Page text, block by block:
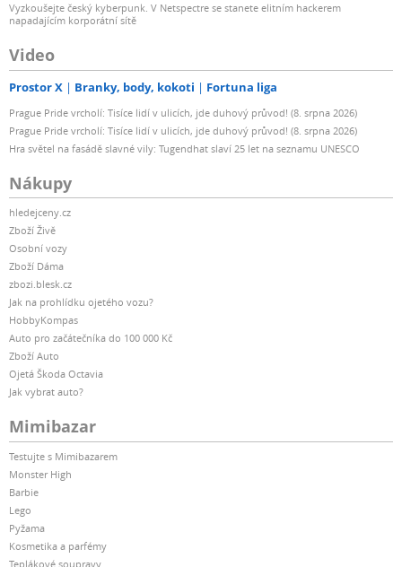
Vyzkoušejte český kyberpunk. V Netspectre se stanete elitním hackerem
napadajícím korporátní sítě
Video
Prostor X Branky, body, kokoti Fortuna liga
Prague Pride vrcholí: Tisíce lidí v ulicích, jde duhový průvod! (8. srpna 2026)
Prague Pride vrcholí: Tisíce lidí v ulicích, jde duhový průvod! (8. srpna 2026)
Hra světel na fasádě slavné vily: Tugendhat slaví 25 let na seznamu UNESCO
Nákupy
hledejceny.cz
Zboží Živě
Osobní vozy
Zboží Dáma
zbozi.blesk.cz
Jak na prohlídku ojetého vozu?
HobbyKompas
Auto pro začátečníka do 100 000 Kč
Zboží Auto
Ojetá Škoda Octavia
Jak vybrat auto?
Mimibazar
Testujte s Mimibazarem
Monster High
Barbie
Lego
Pyžama
Kosmetika a parfémy
Teplákové soupravy